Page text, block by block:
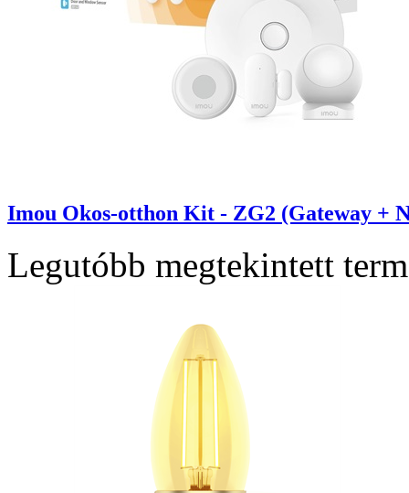
Imou Okos-otthon Kit - ZG2 (Gateway +
Legutóbb megtekintett